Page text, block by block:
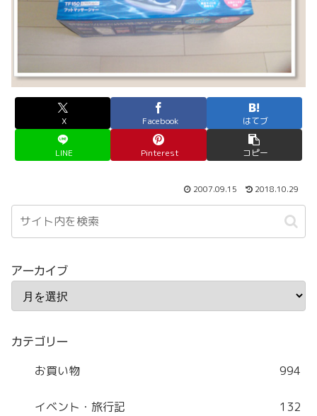
X Facebook はてブ
LINE Pinterest コピー
2007.09.15 2018.10.29
アーカイブ
カテゴリー
お買い物 994
イベント・旅行記 132